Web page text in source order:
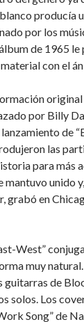
producía
por los
de 1965
con el
por Billy
de
las
para más
mantuvo unido
grabó en
West”
muy
guitarras de
solos. Los
Song” de